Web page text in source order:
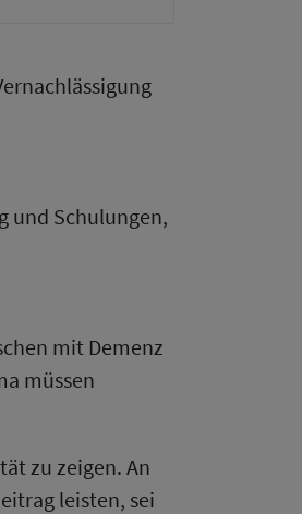
und Schulungen,
mit Demenz
müssen
zu zeigen. An
leisten, sei